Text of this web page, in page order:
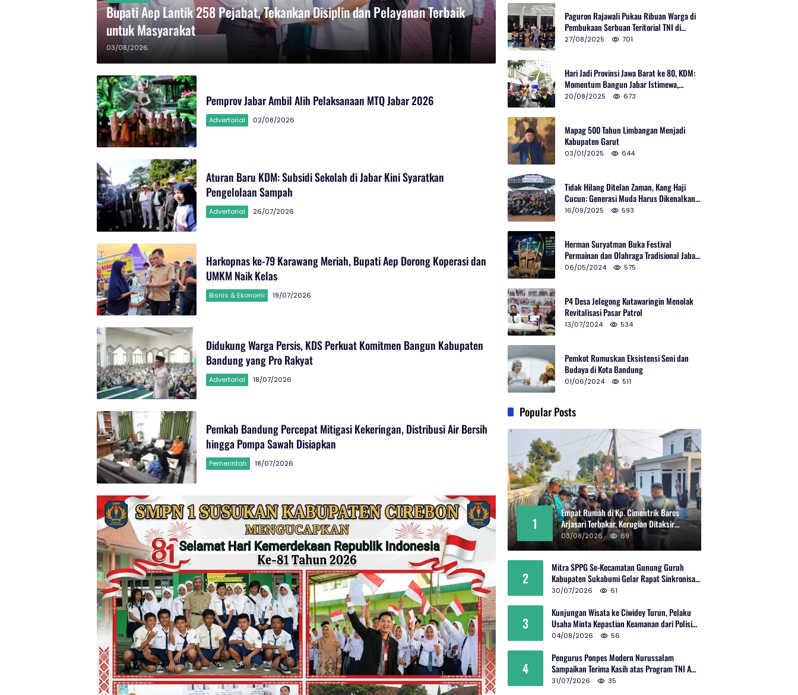
Bupati Aep Lantik 258 Pejabat, Tekankan Disiplin dan Pelayanan Terbaik
untuk Masyarakat
03/08/2026
Pemprov Jabar Ambil Alih Pelaksanaan MTQ Jabar 2026
Advertorial 02/08/2026
Aturan Baru KDM: Subsidi Sekolah di Jabar Kini Syaratkan
Pengelolaan Sampah
Advertorial 26/07/2026
Harkopnas ke-79 Karawang Meriah, Bupati Aep Dorong Koperasi dan
UMKM Naik Kelas
Bisnis & Ekonomi 19/07/2026
Didukung Warga Persis, KDS Perkuat Komitmen Bangun Kabupaten
Bandung yang Pro Rakyat
Advertorial 18/07/2026
Pemkab Bandung Percepat Mitigasi Kekeringan, Distribusi Air Bersih
hingga Pompa Sawah Disiapkan
Pemerintah 18/07/2026
Paguron Rajawali Pukau Ribuan Warga di
Pembukaan Serbuan Teritorial TNI di
Cibatu
27/08/2025 701
Hari Jadi Provinsi Jawa Barat ke 80, KDM:
Momentum Bangun Jabar Istimewa,
Lembur di Urus Kota Ditata
20/08/2025 673
Mapag 500 Tahun Limbangan Menjadi
Kabupaten Garut
03/01/2025 644
Tidak Hilang Ditelan Zaman, Kang Haji
Cucun: Generasi Muda Harus Dikenalkan
Pencak Silat
16/09/2025 593
Herman Suryatman Buka Festival
Permainan dan Olahraga Tradisional Jabar
2024 di Gedung Teater Tertutup
06/05/2024 575
P4 Desa Jelegong Kutawaringin Menolak
Revitalisasi Pasar Patrol
13/07/2024 534
Pemkot Rumuskan Eksistensi Seni dan
Budaya di Kota Bandung
01/06/2024 511
Popular Posts
1
Empat Rumah di Kp. Cimentrik Baros
Arjasari Terbakar, Kerugian Ditaksir
Rp600 Juta
03/08/2026 69
2
Mitra SPPG Se-Kecamatan Gunung Guruh
Kabupaten Sukabumi Gelar Rapat Sinkronisasi
Pemetaan Penerima Manfaat MBG
30/07/2026 61
3
Kunjungan Wisata ke Ciwidey Turun, Pelaku
Usaha Minta Kepastian Keamanan dari Polisi
dan Pemprov Jabar
04/08/2026 56
4
Pengurus Ponpes Modern Nurussalam
Sampaikan Terima Kasih atas Program TNI AD
Manunggal Air
31/07/2026 35